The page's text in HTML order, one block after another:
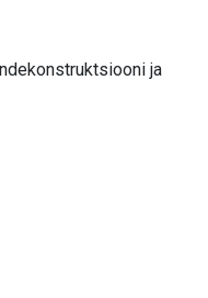
ja